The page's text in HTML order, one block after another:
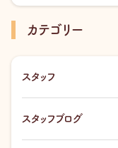
カテゴリー
スタッフ
スタッフブログ